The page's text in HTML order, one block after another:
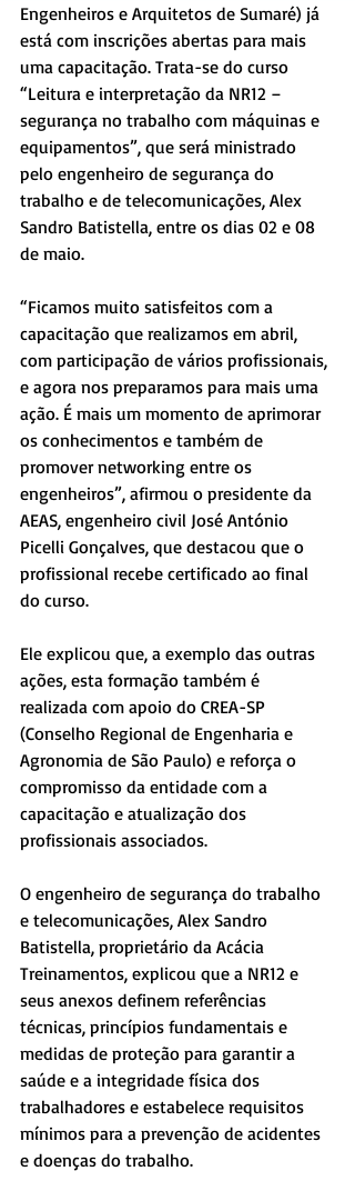
Engenheiros e Arquitetos de Sumaré) já
está com inscrições abertas para mais
uma capacitação. Trata-se do curso
“Leitura e interpretação da NR12 –
segurança no trabalho com máquinas e
equipamentos”, que será ministrado
pelo engenheiro de segurança do
trabalho e de telecomunicações, Alex
Sandro Batistella, entre os dias 02 e 08
de maio.
“Ficamos muito satisfeitos com a
capacitação que realizamos em abril,
com participação de vários profissionais,
e agora nos preparamos para mais uma
ação. É mais um momento de aprimorar
os conhecimentos e também de
promover networking entre os
engenheiros”, afirmou o presidente da
AEAS, engenheiro civil José António
Picelli Gonçalves, que destacou que o
profissional recebe certificado ao final
do curso.
Ele explicou que, a exemplo das outras
ações, esta formação também é
realizada com apoio do CREA-SP
(Conselho Regional de Engenharia e
Agronomia de São Paulo) e reforça o
compromisso da entidade com a
capacitação e atualização dos
profissionais associados.
O engenheiro de segurança do trabalho
e telecomunicações, Alex Sandro
Batistella, proprietário da Acácia
Treinamentos, explicou que a NR12 e
seus anexos definem referências
técnicas, princípios fundamentais e
medidas de proteção para garantir a
saúde e a integridade física dos
trabalhadores e estabelece requisitos
mínimos para a prevenção de acidentes
e doenças do trabalho.